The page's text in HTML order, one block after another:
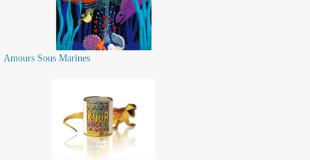
Amours Sous Marines